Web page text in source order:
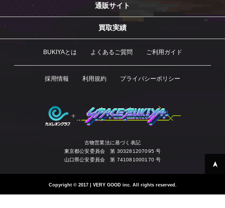
通販サイト
買取実績
BUKIYAとは よくあるご質問 ご利用ガイド
採用情報 利用規約 プライバシーポリシー
古物営業法に基づく表記
東京都公安委員会 第 303281207095 号
山口県公安委員会 第 741081000170 号
Copyright ©2017 | VERY GOOD inc. All rights reserved.